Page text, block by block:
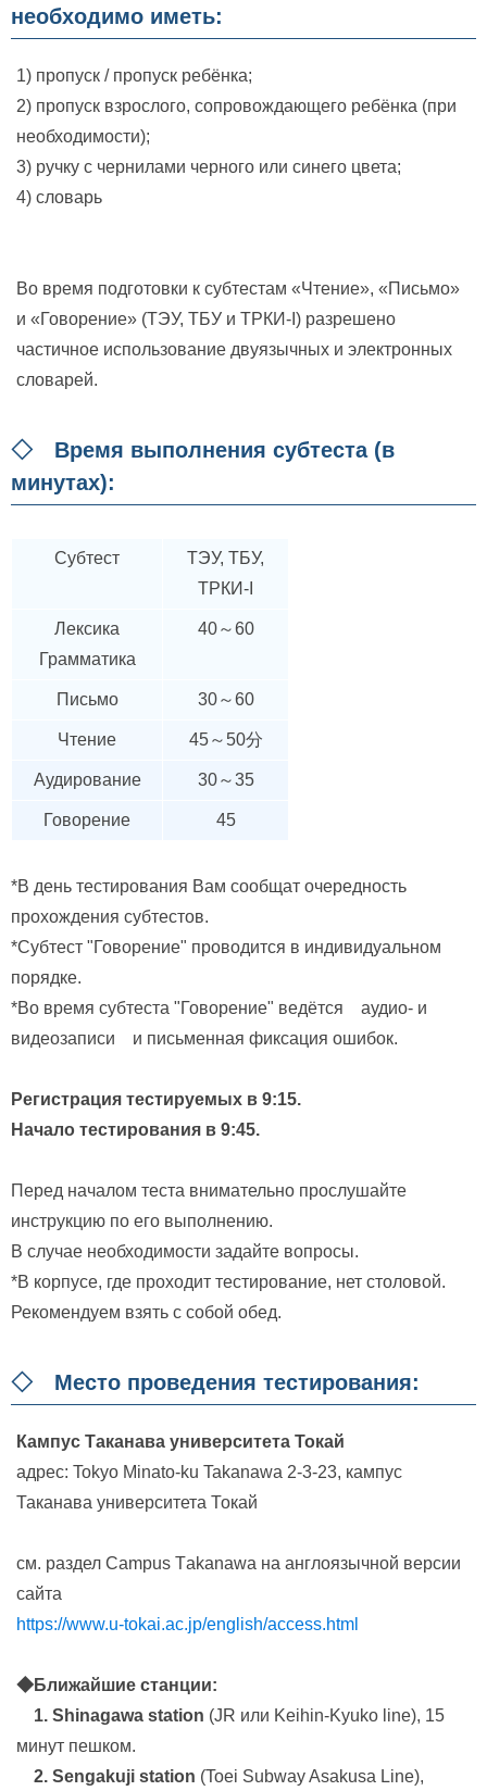
необходимо иметь:
1) пропуск / пропуск ребёнка;
2) пропуск взрослого, сопровождающего ребёнка (при
необходимости);
3) ручку с чернилами черного или синего цвета;
4) словарь
Во время подготовки к субтестам «Чтение», «Письмо»
и «Говорение» (ТЭУ, ТБУ и ТРКИ-I) разрешено
частичное использование двуязычных и электронных
словарей.
◇ Время выполнения субтеста (в
минутах):
Субтест
ТЭУ, ТБУ,
ТРКИ-I
Лексика
Грамматика
40～60
Письмо 30～60
Чтение 45～50分
Аудирование 30～35
Говорение 45
*В день тестирования Вам сообщат очередность
прохождения субтестов.
*Субтест "Говорение" проводится в индивидуальном
порядке.
*Во время субтеста "Говорение" ведётся аудио- и
видеозаписи и письменная фиксация ошибок.
Регистрация тестируемых в 9:15.
Начало тестирования в 9:45.
Перед началом теста внимательно прослушайте
инструкцию по его выполнению.
В случае необходимости задайте вопросы.
*В корпусе, где проходит тестирование, нет столовой.
Рекомендуем взять с собой обед.
◇ Место проведения тестирования:
Кампус Таканава университета Токай
адрес: Tokyo Minato-ku Takanawa 2-3-23, кампус
Таканава университета Токай
см. раздел Сampus Тakanawa на англоязычной версии
сайта
https://www.u-tokai.ac.jp/english/access.html
◆Ближайшие станции:
1. Shinagawa station (JR или Keihin-Kyuko line), 15
минут пешком.
2. Sengakuji station (Toei Subway Asakusa Line),